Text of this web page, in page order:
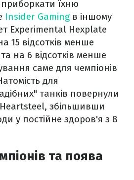
їхню
Insider Gamingв іншому
Experimental Hexplate
15 відсотків менше
на 6 відсотків менше
саме для чемпіонів
для
танків повернули
збільшивши
у постійне здоров'я з 8
та поява